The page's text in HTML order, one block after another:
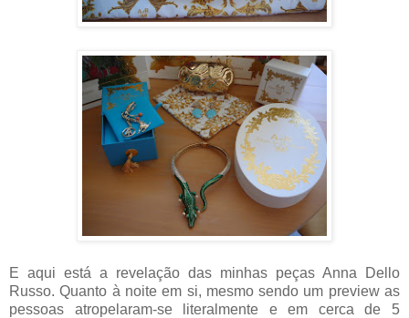
E aqui está a revelação das minhas peças Anna Dello
Russo. Quanto à noite em si, mesmo sendo um preview as
pessoas atropelaram-se literalmente e em cerca de 5